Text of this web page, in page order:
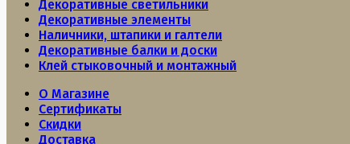
Декоративные светильники
Декоративные элементы
Наличники, штапики и галтели
Декоративные балки и доски
Клей стыковочный и монтажный
О Магазине
Сертификаты
Скидки
Доставка